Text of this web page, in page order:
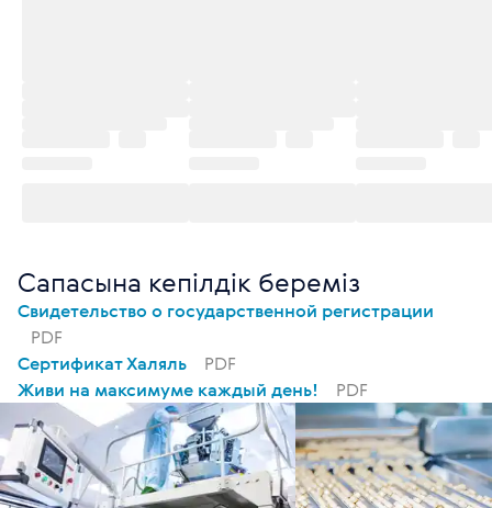
Сапасына кепілдік береміз
Свидетельство о государственной регистрации
PDF
Сертификат Халяль
PDF
Живи на максимуме каждый день!
PDF